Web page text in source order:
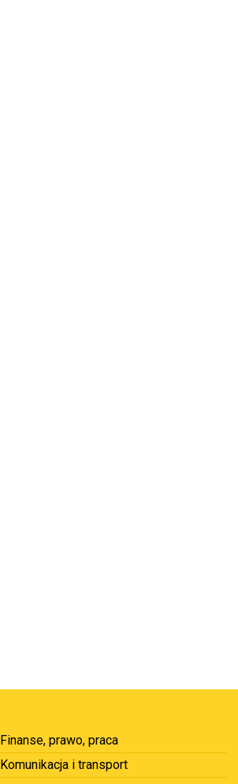
Finanse, prawo, praca
Komunikacja i transport